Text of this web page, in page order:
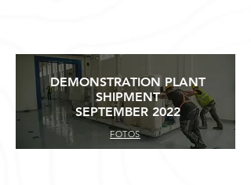
VIDEO
DEMONSTRATION PLANT
SHIPMENT
SEPTEMBER 2022
FOTOS